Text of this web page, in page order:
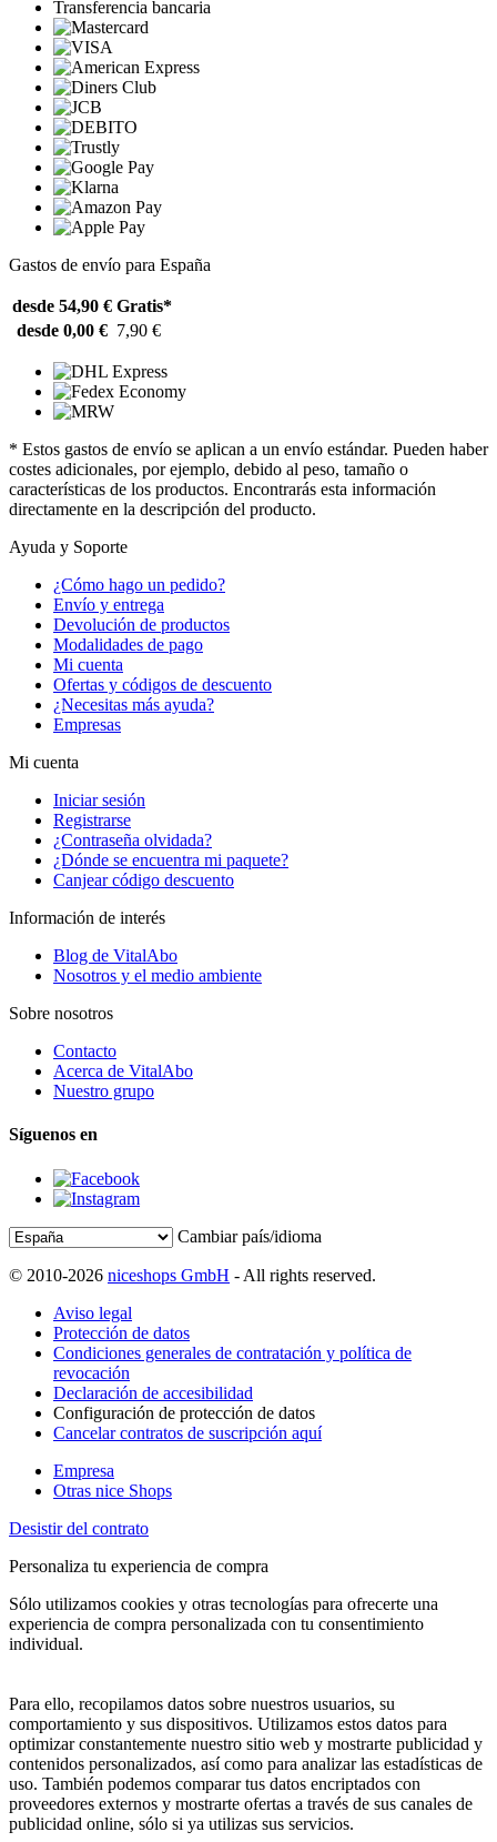
Transferencia bancaria
Gastos de envío para España
desde 54,90 € Gratis*
desde 0,00 € 7,90 €
* Estos gastos de envío se aplican a un envío estándar. Pueden haber
costes adicionales, por ejemplo, debido al peso, tamaño o
características de los productos. Encontrarás esta información
directamente en la descripción del producto.
Ayuda y Soporte
¿Cómo hago un pedido?
Envío y entrega
Devolución de productos
Modalidades de pago
Mi cuenta
Ofertas y códigos de descuento
¿Necesitas más ayuda?
Empresas
Mi cuenta
Iniciar sesión
Registrarse
¿Contraseña olvidada?
¿Dónde se encuentra mi paquete?
Canjear código descuento
Información de interés
Blog de VitalAbo
Nosotros y el medio ambiente
Sobre nosotros
Contacto
Acerca de VitalAbo
Nuestro grupo
Síguenos en
Cambiar país/idioma
© 2010-2026 niceshops GmbH - All rights reserved.
Aviso legal
Protección de datos
Condiciones generales de contratación y política de
revocación
Declaración de accesibilidad
Configuración de protección de datos
Cancelar contratos de suscripción aquí
Empresa
Otras nice Shops
Desistir del contrato
Personaliza tu experiencia de compra
Sólo utilizamos cookies y otras tecnologías para ofrecerte una
experiencia de compra personalizada con tu consentimiento
individual.
Para ello, recopilamos datos sobre nuestros usuarios, su
comportamiento y sus dispositivos. Utilizamos estos datos para
optimizar constantemente nuestro sitio web y mostrarte publicidad y
contenidos personalizados, así como para analizar las estadísticas de
uso. También podemos comparar tus datos encriptados con
proveedores externos y mostrarte ofertas a través de sus canales de
publicidad online, sólo si ya utilizas sus servicios.